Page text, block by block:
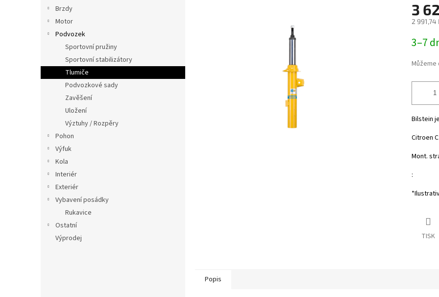
a
n
Brzdy
Motor
Podvozek
Sportovní pružiny
Sportovní stabilizátory
Tlumiče
Podvozkové sady
Zavěšení
Uložení
Výztuhy / Rozpěry
Pohon
Výfuk
Kola
Interiér
Exteriér
Vybavení posádky
Rukavice
Ostatní
Výprodej
3
2 991,74
cena:
3–7
Můžeme
Bilstein
Citroen
Mont.
:
TISK
Popis